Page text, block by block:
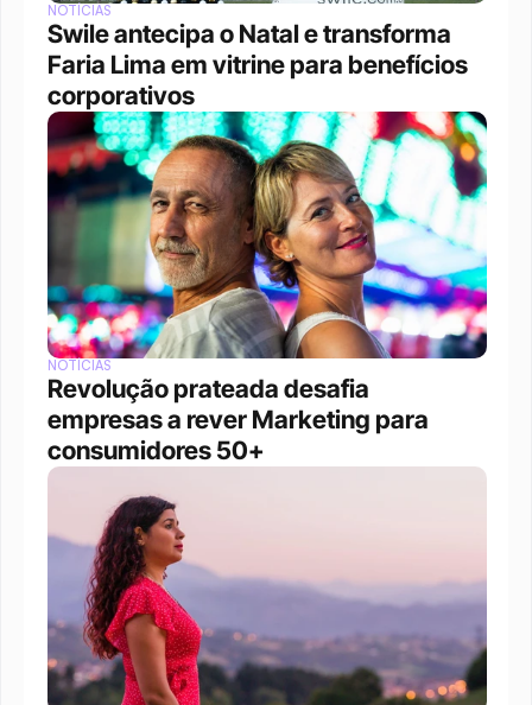
NOTÍCIAS
Swile antecipa o Natal e transforma
Faria Lima em vitrine para benefícios
corporativos
NOTÍCIAS
Revolução prateada desafia
empresas a rever Marketing para
consumidores 50+